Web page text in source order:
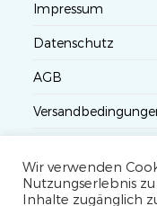
Impressum
Datenschutz
AGB
Wir verwenden
Nutzungserlebnis
Inhalte zugänglich